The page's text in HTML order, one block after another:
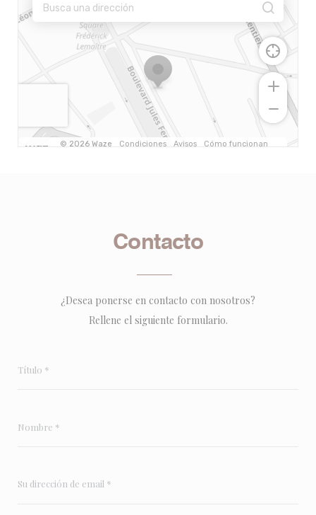
Contacto
¿Desea ponerse en contacto con nosotros?
Rellene el siguiente formulario.